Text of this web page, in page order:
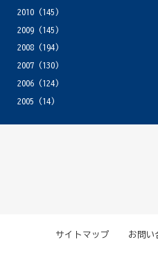
2010(145)
2009(145)
2008(194)
2007(130)
2006(124)
2005 (14)
サイトマップ お問い